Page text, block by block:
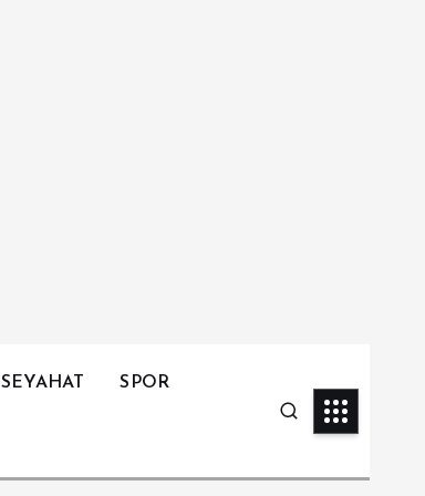
SEYAHAT SPOR